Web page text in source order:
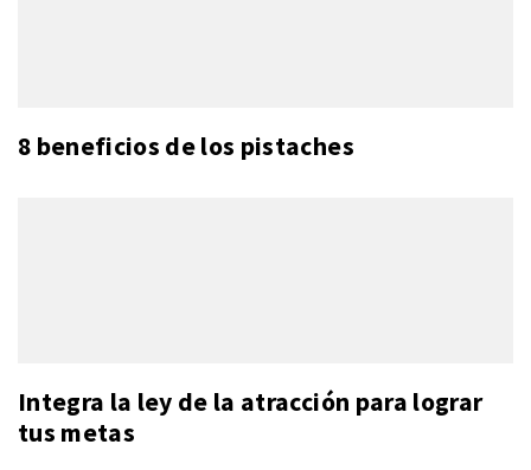
8 beneficios de los pistaches
Integra la ley de la atracción para lograr
tus metas